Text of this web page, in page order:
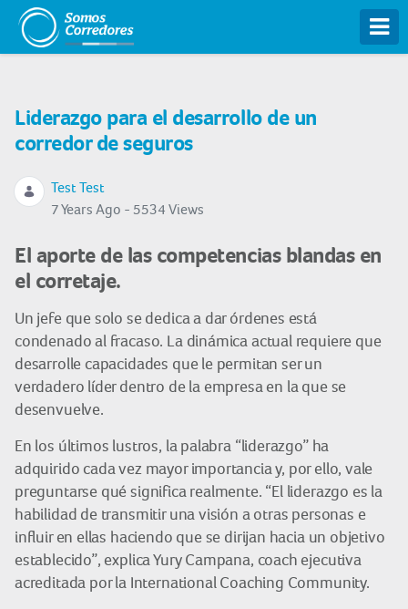
Liderazgo para el desarrollo de un
corredor de seguros
Test Test
7 Years Ago - 5534 Views
El aporte de las competencias blandas en
el corretaje.
Un jefe que solo se dedica a dar órdenes está
condenado al fracaso. La dinámica actual requiere que
desarrolle capacidades que le permitan ser un
verdadero líder dentro de la empresa en la que se
desenvuelve.
En los últimos lustros, la palabra “liderazgo” ha
adquirido cada vez mayor importancia y, por ello, vale
preguntarse qué significa realmente. “El liderazgo es la
habilidad de transmitir una visión a otras personas e
influir en ellas haciendo que se dirijan hacia un objetivo
establecido”, explica Yury Campana, coach ejecutiva
acreditada por la International Coaching Community.